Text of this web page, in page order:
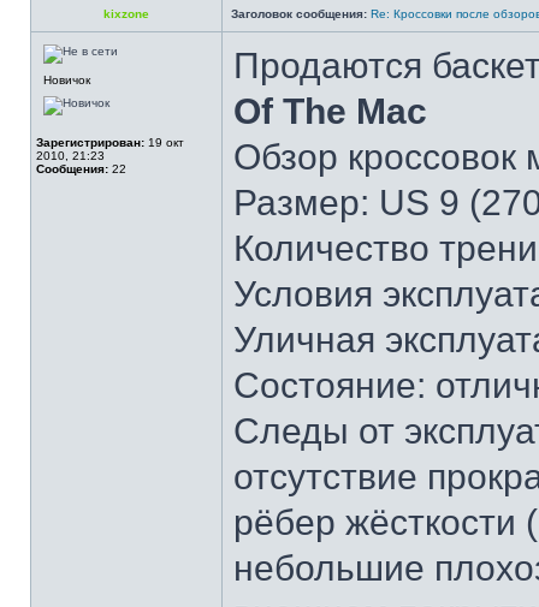
kixzone Заголовок сообщения: Re: Кроссовки после
Новичок
Зарегистрирован: 19 окт
2010, 21:23
Сообщения: 22
Продаются
Of The Mac
Обзор
Размер: US 9
Количество
Условия
Уличная
Состояние:
Следы от
отсутствие
рёбер жёсткости
небольшие